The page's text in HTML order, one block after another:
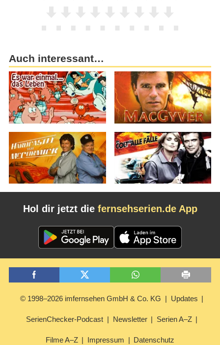
Auch interessant…
Hol dir jetzt die fernsehserien.de App
© 1998–2026 imfernsehen GmbH & Co. KG Updates
SerienChecker-Podcast Newsletter Serien A–Z
Filme A–Z Impressum Datenschutz